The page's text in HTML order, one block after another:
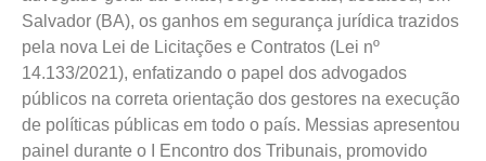
Salvador (BA), os ganhos em segurança jurídica trazidos
pela nova Lei de Licitações e Contratos (Lei nº
14.133/2021), enfatizando o papel dos advogados
públicos na correta orientação dos gestores na execução
de políticas públicas em todo o país. Messias apresentou
painel durante o I Encontro dos Tribunais, promovido